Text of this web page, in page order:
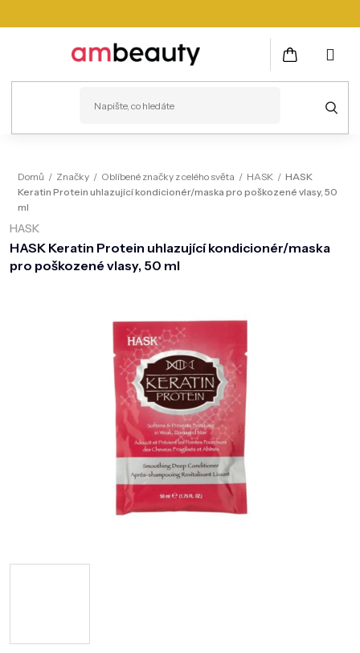
na
NÁKUPNÍ
KOŠÍK
VLASY
ZDRAVÍ
KOSMETICKÉ PŘÍSTROJE
Domů / Značky / Oblíbené značky z celého světa / HASK / HASK
Keratin Protein uhlazující kondicionér/maska pro poškozené vlasy, 50
ml
HASK Keratin Protein uhlazující kondicionér/maska
pro poškozené vlasy, 50 ml
HASK